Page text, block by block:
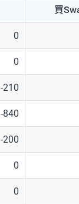
41円
71円
円
43円
66円
円
円
買
0
0
-210
-840
-200
0
0